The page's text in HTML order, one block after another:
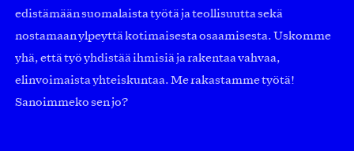
edistämään suomalaista työtä ja teollisuutta sekä
nostamaan ylpeyttä kotimaisesta osaamisesta. Uskomme
yhä, että työ yhdistää ihmisiä ja rakentaa vahvaa,
elinvoimaista yhteiskuntaa. Me rakastamme työtä!
Sanoimmeko sen jo?